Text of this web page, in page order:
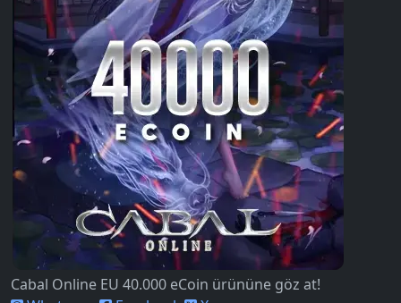
Cabal Online EU 40.000 eCoin ürününe göz at!